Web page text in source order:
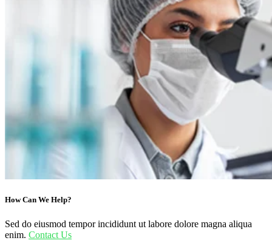
How Can We Help?
Sed do eiusmod tempor incididunt ut labore dolore magna aliqua
enim. Contact Us